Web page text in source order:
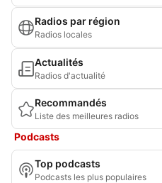
Radios par région
Radios locales
Actualités
Radios d'actualité
Recommandés
Liste des meilleures radios
Podcasts
Top podcasts
Podcasts les plus populaires